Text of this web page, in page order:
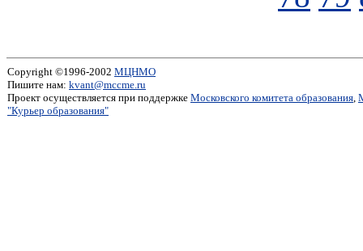
Copyright ©1996-2002 МЦНМО
Пишите нам: kvant@mccme.ru
Проект осуществляется при поддержке Московского комитета образования,
"Курьер образования"